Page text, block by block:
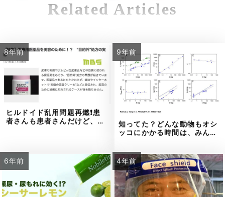
Related Articles
8年前
ヒルドイド乱用問題再燃❗患
者さんも患者さんだけど、…
9年前
知ってた？どんな動物もオシ
ッコにかかる時間は、みん…
6年前 4年前